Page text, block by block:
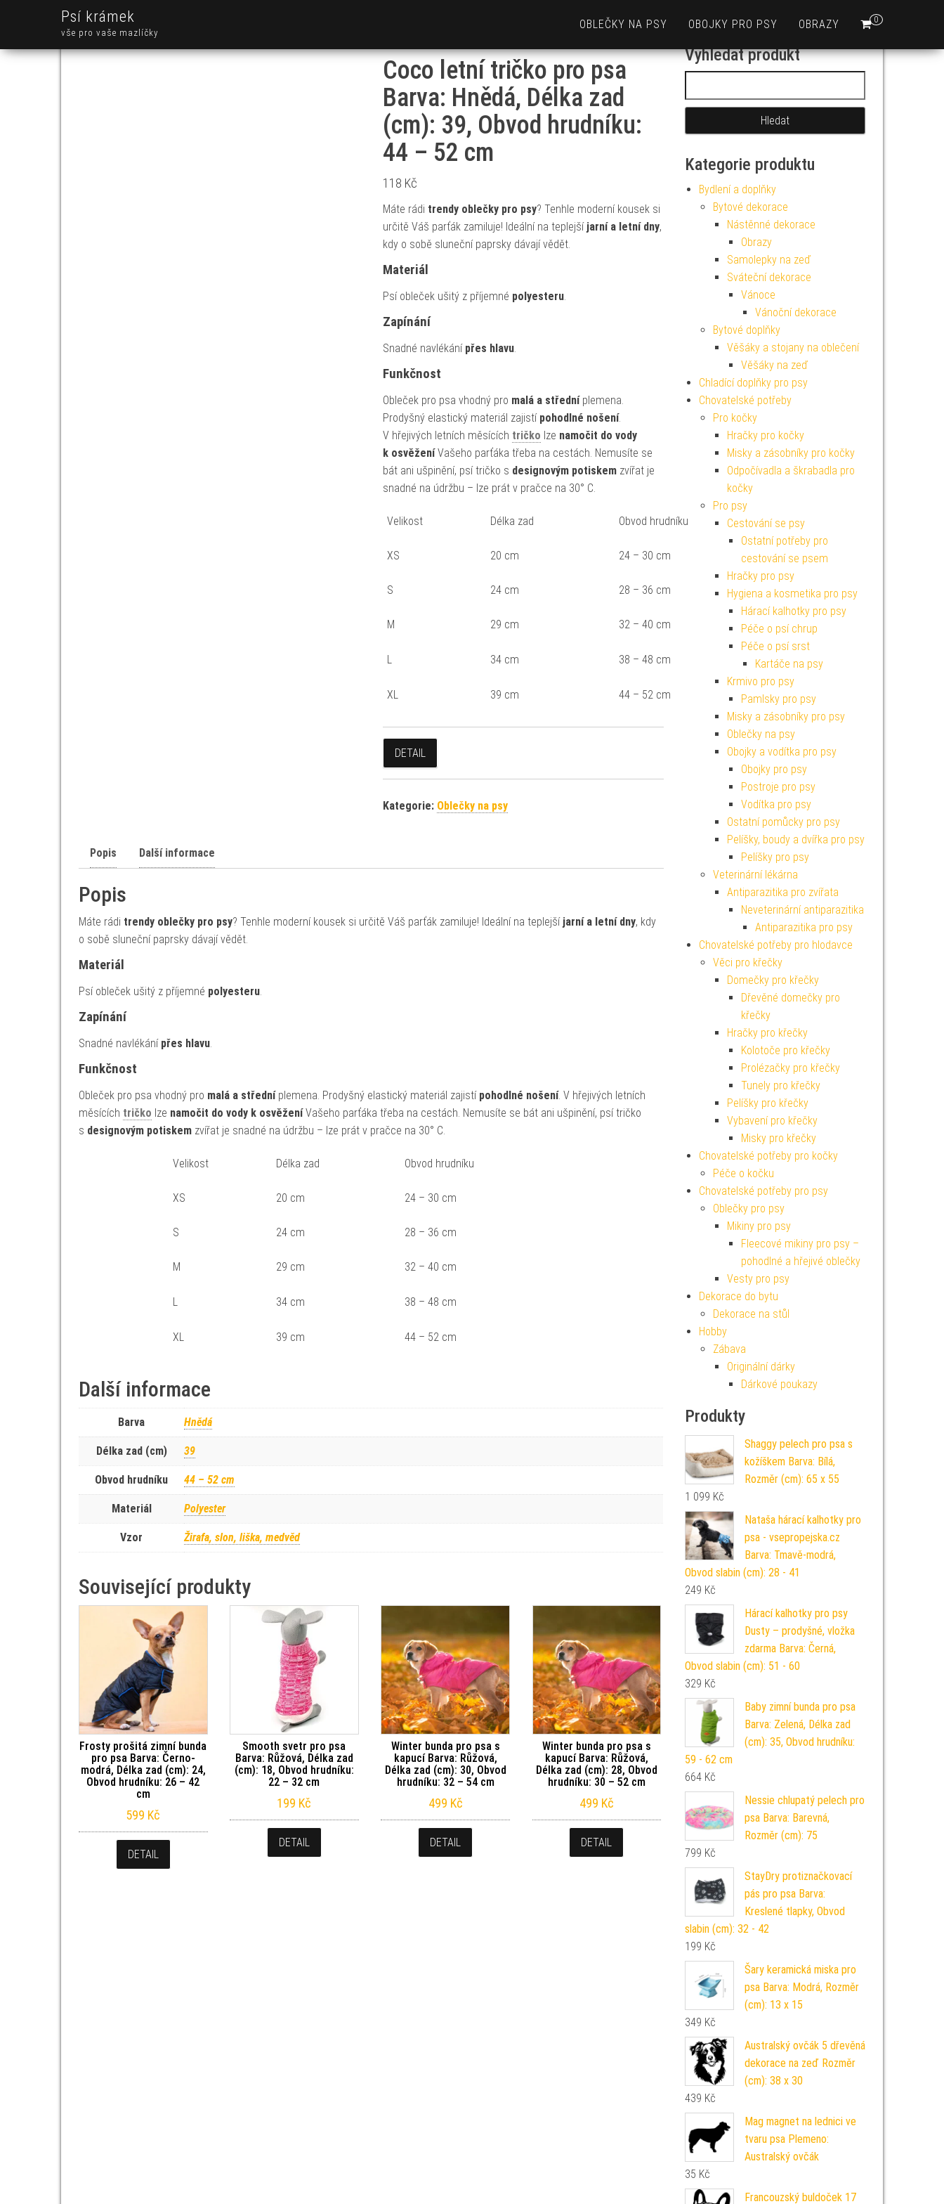
Psí krámek
vše pro vaše mazlíčky
0
OBLEČKY NA PSY OBOJKY PRO PSY OBRAZY
Coco letní tričko pro psa
Barva: Hnědá, Délka zad
(cm): 39, Obvod hrudníku:
44 – 52 cm
118 Kč
Máte rádi trendy oblečky pro psy? Tenhle moderní kousek si
určitě Váš parťák zamiluje! Ideální na teplejší jarní a letní dny,
kdy o sobě sluneční paprsky dávají vědět.
Materiál
Psí obleček ušitý z příjemné polyesteru.
Zapínání
Snadné navlékání přes hlavu.
Funkčnost
Obleček pro psa vhodný pro malá a středníplemena.
Prodyšný elastický materiál zajistí pohodlné nošení.
V hřejivých letních měsících tričko lze namočit do vody
k osvěženíVašeho parťáka třeba na cestách. Nemusíte se
bát ani ušpinění, psí tričko s designovým potiskemzvířat je
snadné na údržbu – lze prát v pračce na 30° C.
Velikost Délka zad Obvod hrudníku
XS 20 cm 24 – 30 cm
S 24 cm 28 – 36 cm
M 29 cm 32 – 40 cm
L 34 cm 38 – 48 cm
XL 39 cm 44 – 52 cm
DETAIL
Kategorie: Oblečky na psy
Popis Další informace
Popis
Máte rádi trendy oblečky pro psy? Tenhle moderní kousek si určitě Váš parťák zamiluje! Ideální na teplejší jarní a letní dny, kdy
o sobě sluneční paprsky dávají vědět.
Materiál
Psí obleček ušitý z příjemné polyesteru.
Zapínání
Snadné navlékání přes hlavu.
Funkčnost
Obleček pro psa vhodný pro malá a středníplemena. Prodyšný elastický materiál zajistí pohodlné nošení. V hřejivých letních
měsících tričko lze namočit do vody k osvěženíVašeho parťáka třeba na cestách. Nemusíte se bát ani ušpinění, psí tričko
s designovým potiskem zvířat je snadné na údržbu – lze prát v pračce na 30° C.
Velikost Délka zad Obvod hrudníku
XS 20 cm 24 – 30 cm
S 24 cm 28 – 36 cm
M 29 cm 32 – 40 cm
L 34 cm 38 – 48 cm
XL 39 cm 44 – 52 cm
Další informace
Barva Hnědá
Délka zad (cm) 39
Obvod hrudníku 44 – 52 cm
Materiál Polyester
Vzor Žirafa, slon, liška, medvěd
Související produkty
Frosty prošitá zimní bunda
pro psa Barva: Černo-
modrá, Délka zad (cm): 24,
Obvod hrudníku: 26 – 42
cm
599 Kč
DETAIL
Smooth svetr pro psa
Barva: Růžová, Délka zad
(cm): 18, Obvod hrudníku:
22 – 32 cm
199 Kč
DETAIL
Winter bunda pro psa s
kapucí Barva: Růžová,
Délka zad (cm): 30, Obvod
hrudníku: 32 – 54 cm
499 Kč
DETAIL
Winter bunda pro psa s
kapucí Barva: Růžová,
Délka zad (cm): 28, Obvod
hrudníku: 30 – 52 cm
499 Kč
DETAIL
Vyhledat produkt
Kategorie produktu
Bydlení a doplňky
Bytové dekorace
Nástěnné dekorace
Obrazy
Samolepky na zeď
Sváteční dekorace
Vánoce
Vánoční dekorace
Bytové doplňky
Věšáky a stojany na oblečení
Věšáky na zeď
Chladící doplňky pro psy
Chovatelské potřeby
Pro kočky
Hračky pro kočky
Misky a zásobníky pro kočky
Odpočívadla a škrabadla pro
kočky
Pro psy
Cestování se psy
Ostatní potřeby pro
cestování se psem
Hračky pro psy
Hygiena a kosmetika pro psy
Hárací kalhotky pro psy
Péče o psí chrup
Péče o psí srst
Kartáče na psy
Krmivo pro psy
Pamlsky pro psy
Misky a zásobníky pro psy
Oblečky na psy
Obojky a vodítka pro psy
Obojky pro psy
Postroje pro psy
Vodítka pro psy
Ostatní pomůcky pro psy
Pelíšky, boudy a dvířka pro psy
Pelíšky pro psy
Veterinární lékárna
Antiparazitika pro zvířata
Neveterinární antiparazitika
Antiparazitika pro psy
Chovatelské potřeby pro hlodavce
Věci pro křečky
Domečky pro křečky
Dřevěné domečky pro
křečky
Hračky pro křečky
Kolotoče pro křečky
Prolézačky pro křečky
Tunely pro křečky
Pelíšky pro křečky
Vybavení pro křečky
Misky pro křečky
Chovatelské potřeby pro kočky
Péče o kočku
Chovatelské potřeby pro psy
Oblečky pro psy
Mikiny pro psy
Fleecové mikiny pro psy –
pohodlné a hřejivé oblečky
Vesty pro psy
Dekorace do bytu
Dekorace na stůl
Hobby
Zábava
Originální dárky
Dárkové poukazy
Produkty
Shaggy pelech pro psa s
kožíškem Barva: Bílá,
Rozměr (cm): 65 x 55
1 099 Kč
Nataša hárací kalhotky pro
psa - vsepropejska.cz
Barva: Tmavě-modrá,
Obvod slabin (cm): 28 - 41
249 Kč
Hárací kalhotky pro psy
Dusty – prodyšné, vložka
zdarma Barva: Černá,
Obvod slabin (cm): 51 - 60
329 Kč
Baby zimní bunda pro psa
Barva: Zelená, Délka zad
(cm): 35, Obvod hrudníku:
59 - 62 cm
664 Kč
Nessie chlupatý pelech pro
psa Barva: Barevná,
Rozměr (cm): 75
799 Kč
StayDry protiznačkovací
pás pro psa Barva:
Kreslené tlapky, Obvod
slabin (cm): 32 - 42
199 Kč
Šary keramická miska pro
psa Barva: Modrá, Rozměr
(cm): 13 x 15
349 Kč
Australský ovčák 5 dřevěná
dekorace na zeď Rozměr
(cm): 38 x 30
439 Kč
Mag magnet na lednici ve
tvaru psa Plemeno:
Australský ovčák
35 Kč
Francouzský buldoček 17